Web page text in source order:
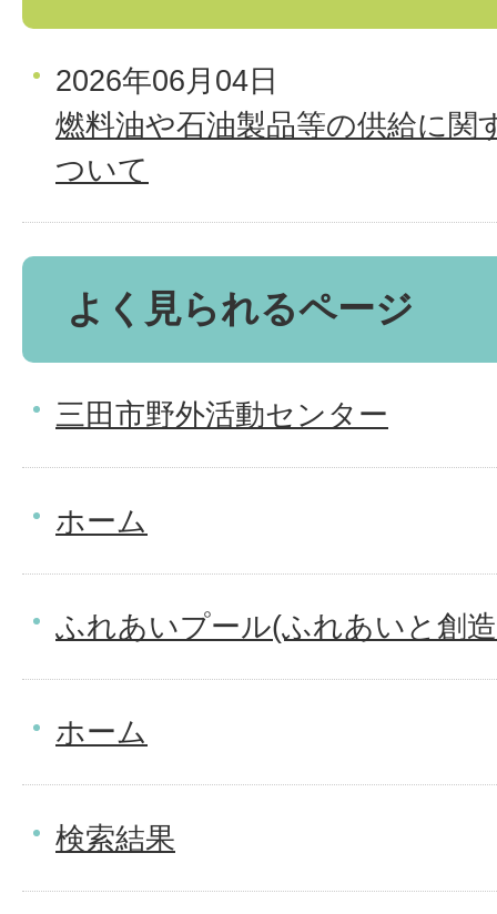
2026年06月04日
燃料油や石油製品等の供給に関
ついて
よく見られるページ
三田市野外活動センター
ホーム
ふれあいプール(ふれあいと創
ホーム
検索結果